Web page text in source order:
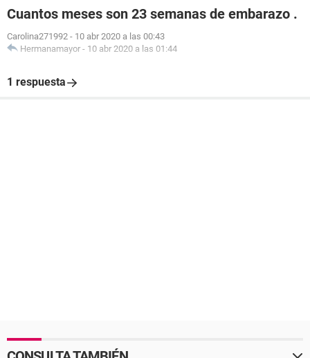
Cuantos meses son 23 semanas de embarazo .
Carolina271992 - 10 abr 2020 a las 00:43
Hermanamayor - 10 abr 2020 a las 01:44
1 respuesta